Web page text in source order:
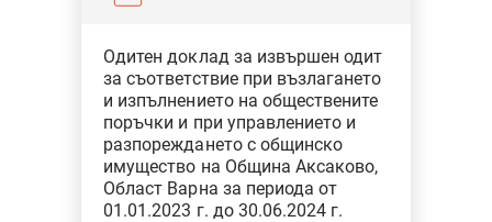
Тип: Одит за съответствие при
финансовото управление
Одитен доклад за извършен одит
за съответствие при възлагането
и изпълнението на обществените
поръчки и при управлението и
разпореждането с общинско
имущество на Община Аксаково,
Област Варна за периода от
01.01.2023 г. до 30.06.2024 г.